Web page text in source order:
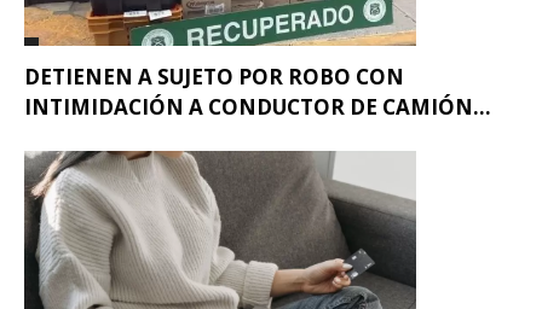
DETIENEN A SUJETO POR ROBO CON
INTIMIDACIÓN A CONDUCTOR DE CAMIÓN...